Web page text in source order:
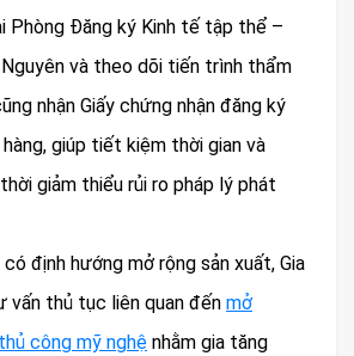
Phòng Đăng ký Kinh tế tập thể –
và theo dõi tiến trình thẩm
nhận Giấy chứng nhận đăng ký
giúp tiết kiệm thời gian và
giảm thiểu rủi ro pháp lý phát
định hướng mở rộng sản xuất, Gia
vấn thủ tục liên quan đến mở
công mỹ nghệ nhằm gia tăng